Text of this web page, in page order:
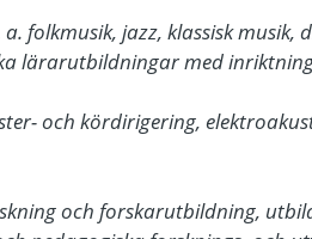
folkmusik, jazz, klassisk musik,
lärarutbildningar med
och kördirigering,
och forskarutbildning,